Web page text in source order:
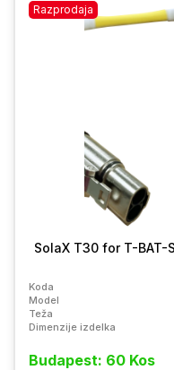
Razprodaja
SolaX T30 for T-BAT-
Koda
Model
Teža
Dimenzije izdelka
Budapest: 60 Kos